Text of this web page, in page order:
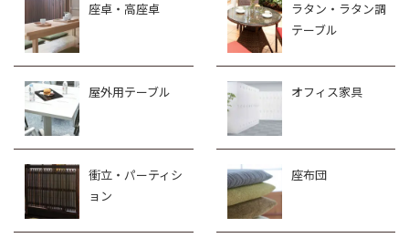
座卓・高座卓
ラタン・ラタン調
テーブル
屋外用テーブル オフィス家具
衝立・パーティシ
ョン
座布団